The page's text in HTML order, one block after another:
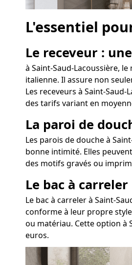
L'essentiel
Le receveur :
à Saint-Saud-Lacoussière,
italienne. Il assure non
Les receveurs à Saint-
des tarifs variant en
La paroi de
Les parois de douche à
bonne intimité. Elles
des motifs gravés ou
Le bac à
Le bac à carreler à Saint-
conforme à leur propre
ou matériau. Cette option à
euros.